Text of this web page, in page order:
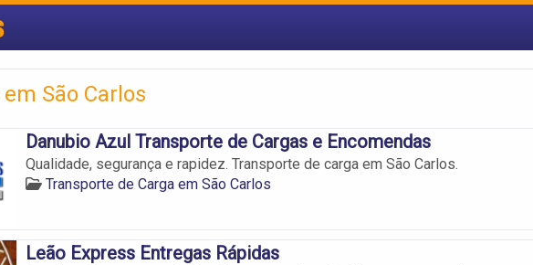
São Carlos
Danubio Azul Transporte de Cargas e Encomendas
Qualidade, segurança e rapidez. Transporte de carga em São Carlos.
Transporte de Carga em São Carlos
Leão Express Entregas Rápidas